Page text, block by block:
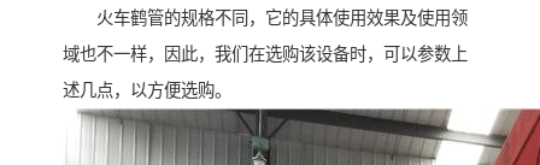
火车鹤管的规格不同，它的具体使用效果及使用领
域也不一样，因此，我们在选购该设备时，可以参数上
述几点，以方便选购。